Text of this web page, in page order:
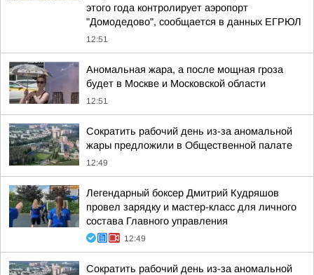
этого года контролирует аэропорт
"Домодедово", сообщается в данных ЕГРЮЛ
12:51
Аномальная жара, а после мощная гроза
будет в Москве и Московской области
12:51
Сократить рабочий день из-за аномальной
жары предложили в Общественной палате
12:49
Легендарный боксер Дмитрий Кудряшов
провел зарядку и мастер-класс для личного
состава Главного управления
12:49
Сократить рабочий день из-за аномальной